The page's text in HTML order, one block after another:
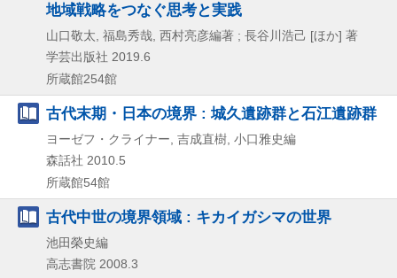
地域戦略をつなぐ思考と実践
山口敬太, 福島秀哉, 西村亮彦編著 ; 長谷川浩己 [ほか] 著
学芸出版社 2019.6
所蔵館254館
古代末期・日本の境界 : 城久遺跡群と石江遺跡群
ヨーゼフ・クライナー, 吉成直樹, 小口雅史編
森話社 2010.5
所蔵館54館
古代中世の境界領域 : キカイガシマの世界
池田榮史編
高志書院 2008.3